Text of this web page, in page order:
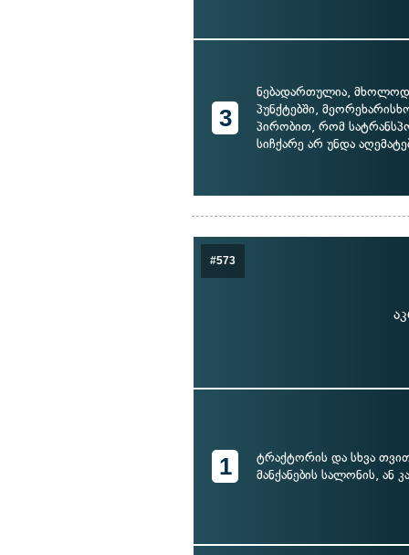
3
ნებადართულია,
პუნქტებში,
პირობით, რომ
სიჩქარე არ უნდა
#573
1
ტრაქტორის და სხვა
მანქანების სალონის, ან